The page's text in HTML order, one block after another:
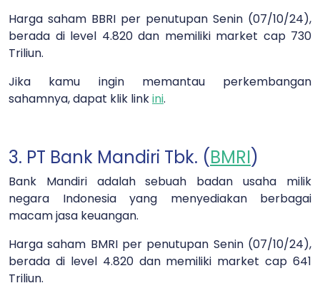
Harga saham BBRI per penutupan Senin (07/10/24),
berada di level 4.820 dan memiliki market cap 730
Triliun.
Jika kamu ingin memantau perkembangan
sahamnya, dapat klik linkini.
3. PT Bank Mandiri Tbk. (BMRI)
Bank Mandiri adalah sebuah badan usaha milik
negara Indonesia yang menyediakan berbagai
macam jasa keuangan.
Harga saham BMRI per penutupan Senin (07/10/24),
berada di level 4.820 dan memiliki market cap 641
Triliun.